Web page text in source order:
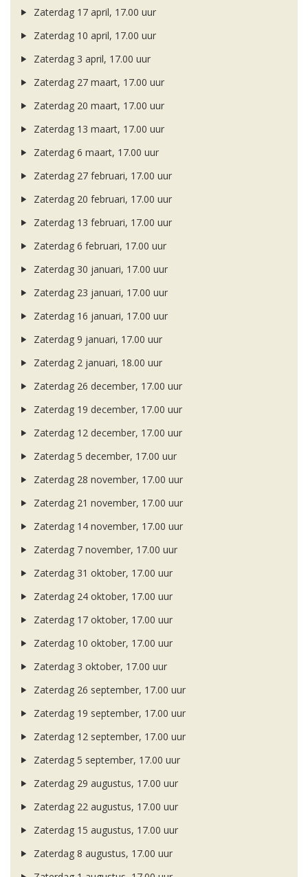
Zaterdag 17 april, 17.00 uur
Zaterdag 10 april, 17.00 uur
Zaterdag 3 april, 17.00 uur
Zaterdag 27 maart, 17.00 uur
Zaterdag 20 maart, 17.00 uur
Zaterdag 13 maart, 17.00 uur
Zaterdag 6 maart, 17.00 uur
Zaterdag 27 februari, 17.00 uur
Zaterdag 20 februari, 17.00 uur
Zaterdag 13 februari, 17.00 uur
Zaterdag 6 februari, 17.00 uur
Zaterdag 30 januari, 17.00 uur
Zaterdag 23 januari, 17.00 uur
Zaterdag 16 januari, 17.00 uur
Zaterdag 9 januari, 17.00 uur
Zaterdag 2 januari, 18.00 uur
Zaterdag 26 december, 17.00 uur
Zaterdag 19 december, 17.00 uur
Zaterdag 12 december, 17.00 uur
Zaterdag 5 december, 17.00 uur
Zaterdag 28 november, 17.00 uur
Zaterdag 21 november, 17.00 uur
Zaterdag 14 november, 17.00 uur
Zaterdag 7 november, 17.00 uur
Zaterdag 31 oktober, 17.00 uur
Zaterdag 24 oktober, 17.00 uur
Zaterdag 17 oktober, 17.00 uur
Zaterdag 10 oktober, 17.00 uur
Zaterdag 3 oktober, 17.00 uur
Zaterdag 26 september, 17.00 uur
Zaterdag 19 september, 17.00 uur
Zaterdag 12 september, 17.00 uur
Zaterdag 5 september, 17.00 uur
Zaterdag 29 augustus, 17.00 uur
Zaterdag 22 augustus, 17.00 uur
Zaterdag 15 augustus, 17.00 uur
Zaterdag 8 augustus, 17.00 uur